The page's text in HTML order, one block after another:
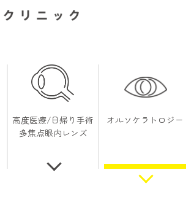
高度医療/日帰り手術
多焦点眼内レンズ
オルソケラトロジー